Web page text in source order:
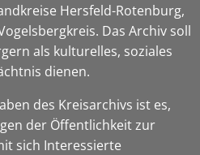
Hersfeld-Rotenburg,
Das Archiv soll
als kulturelles, soziales
dienen.
des Kreisarchivs ist es,
der Öffentlichkeit zur
sich Interessierte